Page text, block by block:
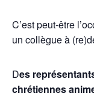
C’est peut-être
un collègue à
Des
chrétiennes